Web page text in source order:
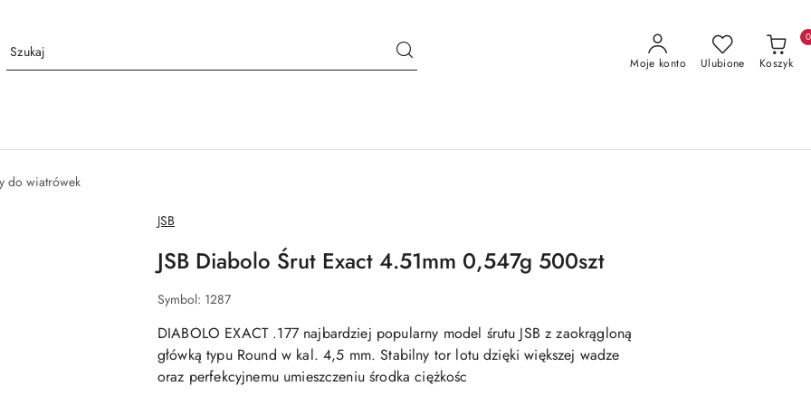
Moje konto Ulubione Koszyk
0
do wiatrówek
NAZWA
PRODUCENTA:
JSB
JSB Diabolo Śrut Exact 4.51mm 0,547g 500szt
Symbol: 1287
DIABOLO EXACT .177 najbardziej popularny model śrutu JSB z zaokrągloną
główką typu Round w kal. 4,5 mm. Stabilny tor lotu dzięki większej wadze
oraz perfekcyjnemu umieszczeniu środka ciężkośc